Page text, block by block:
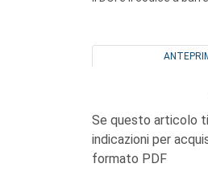
Se questo articolo
indicazioni per
formato PDF